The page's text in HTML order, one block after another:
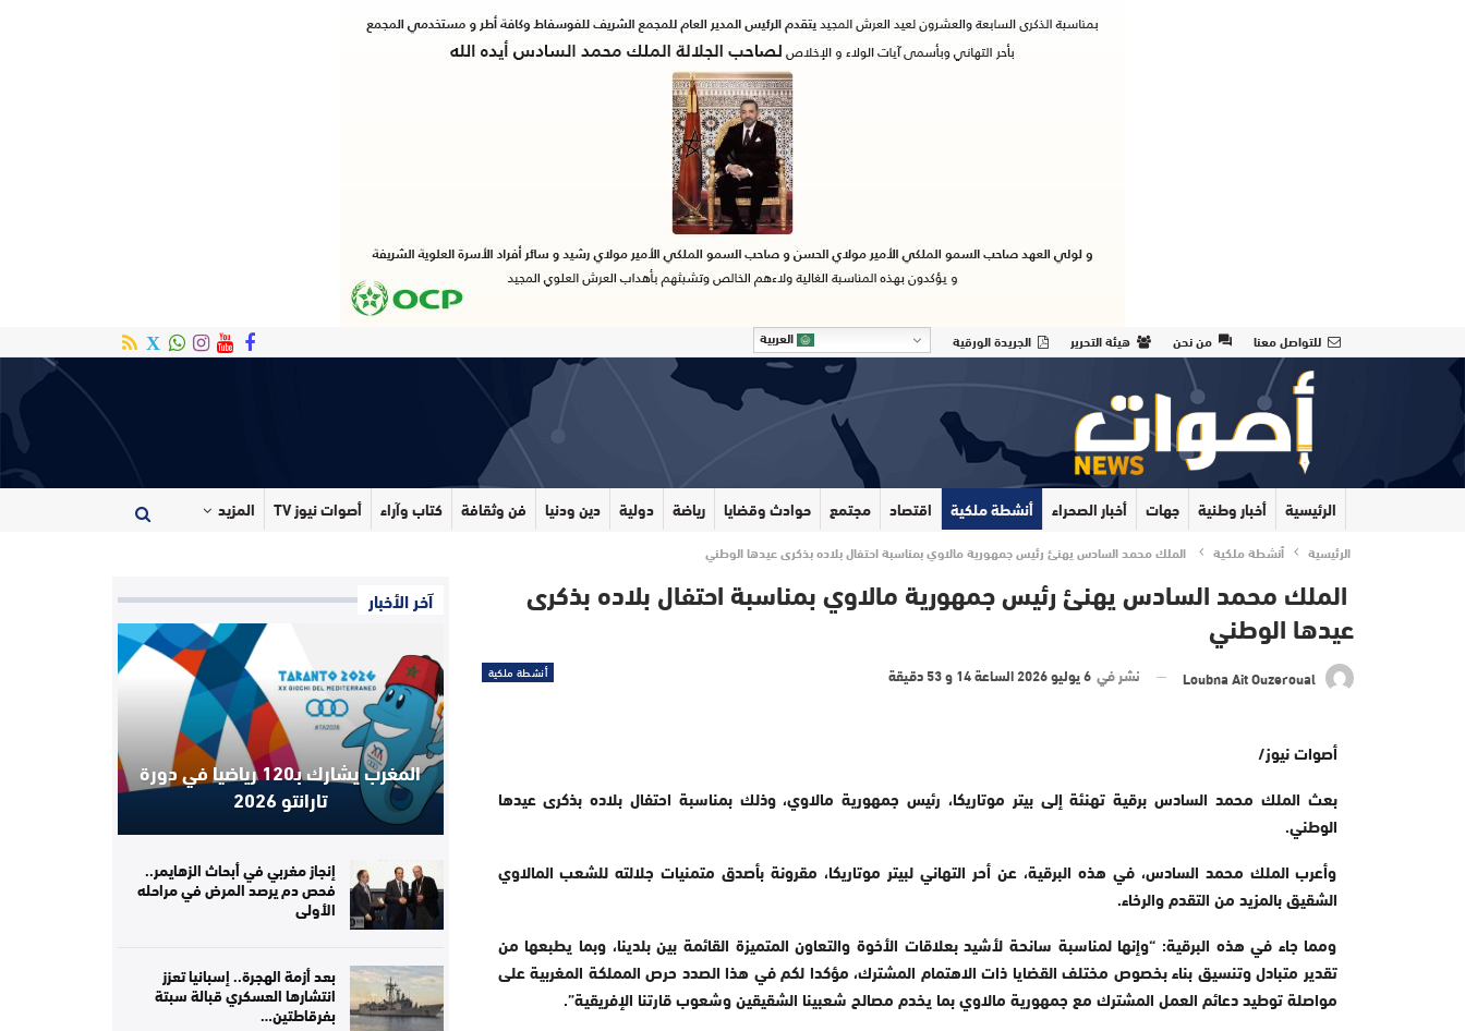
للتواصل معنا من نحن هيئة التحرير الجريدة الورقية العربية
الرئيسية أخبار وطنية جهات أخبار الصحراء أنشطة ملكية اقتصاد مجتمع حوادث وقضايا رياضة دولية دين ودنيا فن وثقافة كتاب وآراء أصوات نيوز TV المزيد
الرئيسية أنشطة ملكية الملك محمد السادس يهنئ رئيس جمهورية مالاوي بمناسبة احتفال بلاده بذكرى عيدها الوطني
الملك محمد السادس يهنئ رئيس جمهورية مالاوي بمناسبة احتفال بلاده بذكرى
عيدها الوطني
أنشطة ملكية Loubna Ait Ouzeroual نشر في 6 يوليو 2026 الساعة 14 و 53 دقيقة
أصوات نيوز/
بعث الملك محمد السادس برقية تهنئة إلى بيتر موتاريكا، رئيس جمهورية مالاوي، وذلك بمناسبة احتفال بلاده بذكرى عيدها
الوطني.
وأعرب الملك محمد السادس، في هذه البرقية، عن أحر التهاني لبيتر موتاريكا، مقرونة بأصدق متمنيات جلالته للشعب المالاوي
الشقيق بالمزيد من التقدم والرخاء.
ومما جاء في هذه البرقية: “وإنها لمناسبة سانحة لأشيد بعلاقات الأخوة والتعاون المتميزة القائمة بين بلدينا، وبما يطبعها من
تقدير متبادل وتنسيق بناء بخصوص مختلف القضايا ذات الاهتمام المشترك، مؤكدا لكم في هذا الصدد حرص المملكة المغربية على
مواصلة توطيد دعائم العمل المشترك مع جمهورية مالاوي بما يخدم مصالح شعبينا الشقيقين وشعوب قارتنا الإفريقية”.
آخر الأخبار
المغرب يشارك بـ120 رياضيا في دورة
تارانتو 2026
إنجاز مغربي في أبحاث الزهايمر..
فحص دم يرصد المرض في مراحله
الأولى
بعد أزمة الهجرة.. إسبانيا تعزز
انتشارها العسكري قبالة سبتة
بفرقاطتين…